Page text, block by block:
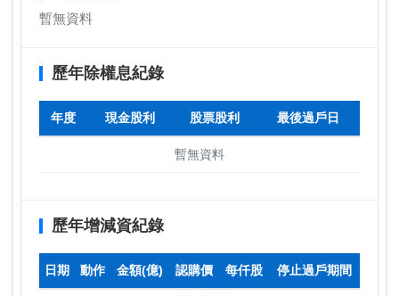
暫無資料
歷年除權息紀錄
年度 現金股利 股票股利 最後過戶日
暫無資料
歷年增減資紀錄
日期 動作 金額(億) 認購價 每仟股 停止過戶期間